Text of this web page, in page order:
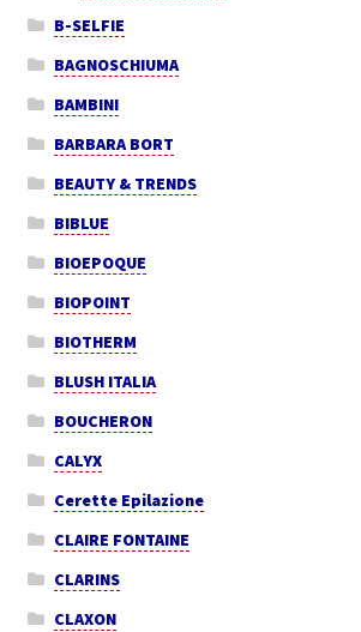
B-SELFIE
BAGNOSCHIUMA
BAMBINI
BARBARA BORT
BEAUTY & TRENDS
BIBLUE
BIOEPOQUE
BIOPOINT
BIOTHERM
BLUSH ITALIA
BOUCHERON
CALYX
Cerette Epilazione
CLAIRE FONTAINE
CLARINS
CLAXON